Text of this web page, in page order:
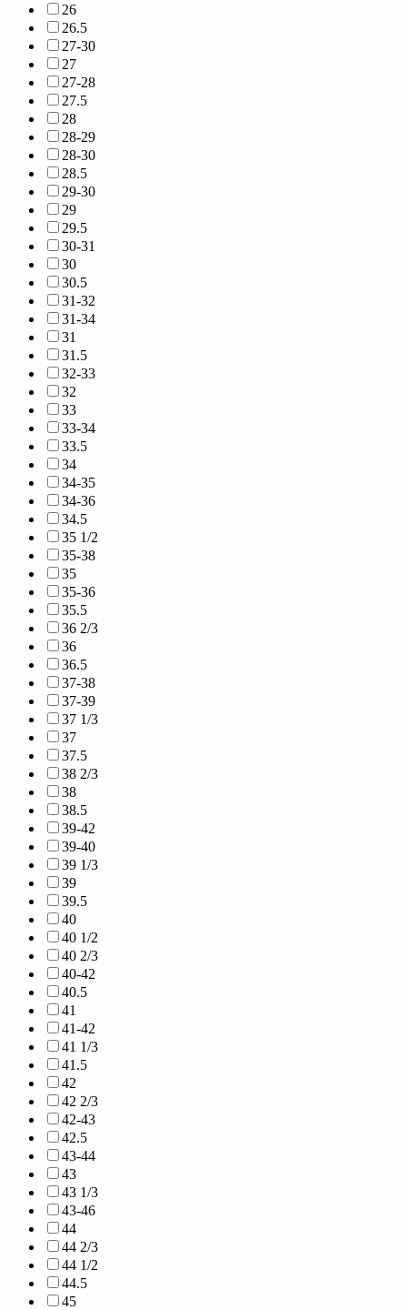
26
26.5
27-30
27
27-28
27.5
28
28-29
28-30
28.5
29-30
29
29.5
30-31
30
30.5
31-32
31-34
31
31.5
32-33
32
33
33-34
33.5
34
34-35
34-36
34.5
35 1/2
35-38
35
35-36
35.5
36 2/3
36
36.5
37-38
37-39
37 1/3
37
37.5
38 2/3
38
38.5
39-42
39-40
39 1/3
39
39.5
40
40 1/2
40 2/3
40-42
40.5
41
41-42
41 1/3
41.5
42
42 2/3
42-43
42.5
43-44
43
43 1/3
43-46
44
44 2/3
44 1/2
44.5
45